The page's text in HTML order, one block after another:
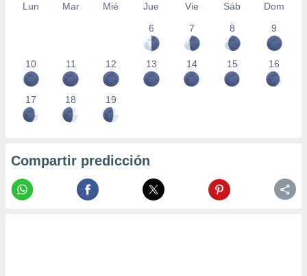
Lun Mar Mié Jue Vie Sáb
Dom
6
7 8 9
10 11 12 13 14 15 16
17 18 19
Compartir predicción